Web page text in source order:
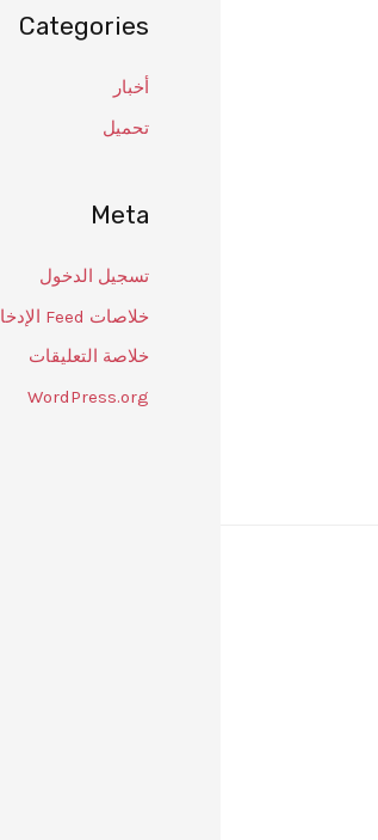
Categories
أخبار
تحميل
Meta
تسجيل الدخول
خلاصات Feed الإدخالات
خلاصة التعليقات
WordPress.org